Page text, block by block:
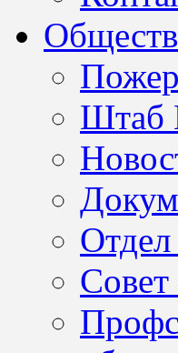
Штаб
Отдел